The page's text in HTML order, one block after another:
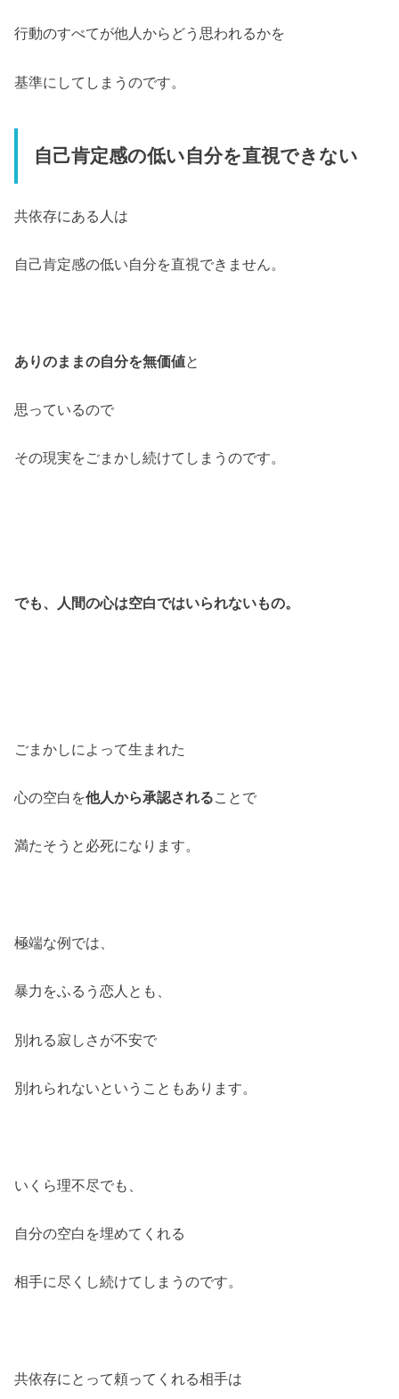
行動のすべてが他人からどう思われるかを
基準にしてしまうのです。
自己肯定感の低い自分を直視できない
共依存にある人は
自己肯定感の低い自分を直視できません。
ありのままの自分を無価値と
思っているので
その現実をごまかし続けてしまうのです。
でも、人間の心は空白ではいられないもの。
ごまかしによって生まれた
心の空白を他人から承認されることで
満たそうと必死になります。
極端な例では、
暴力をふるう恋人とも、
別れる寂しさが不安で
別れられないということもあります。
いくら理不尽でも、
自分の空白を埋めてくれる
相手に尽くし続けてしまうのです。
共依存にとって頼ってくれる相手は